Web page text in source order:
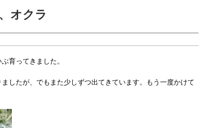
オクラ
育ってきました。
したが、でもまた少しずつ出てきています。もう一度かけて